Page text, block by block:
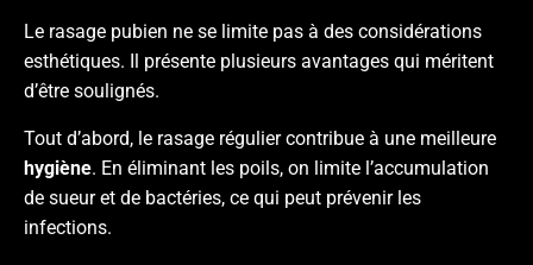
Le rasage pubien ne se limite pas à des considérations
esthétiques. Il présente plusieurs avantages qui méritent
d’être soulignés.
Tout d’abord, le rasage régulier contribue à une meilleure
hygiène. En éliminant les poils, on limite l’accumulation
de sueur et de bactéries, ce qui peut prévenir les
infections.